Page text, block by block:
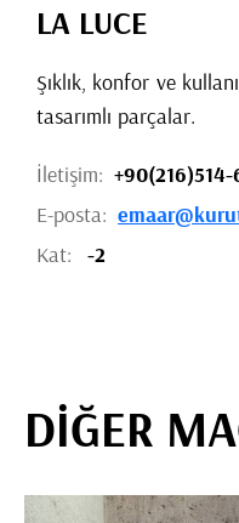
LA LUCE
Şıklık, konfor ve
tasarımlı parçalar.
İletişim: +90(216)514-
E-posta:
Kat:
-2
DİĞER